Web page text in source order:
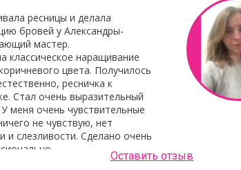
ресницы и делала
бровей у Александры-
мастер.
классическое наращивание
цвета. Получилось
ресничка к
Стал очень выразительный
У меня очень чувствительные
не чувствую, нет
и слезливости. Сделано очень
аккуратно и хорошо сделано.Людмила Шашок
Оставить отзыв